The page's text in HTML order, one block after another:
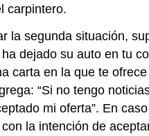
carpintero.
la segunda situación,
dejado su auto en tu
carta en la que te
“Si no tengo
mi oferta”. En
la intención de